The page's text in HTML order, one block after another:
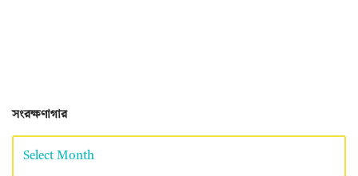
সংরক্ষণাগার